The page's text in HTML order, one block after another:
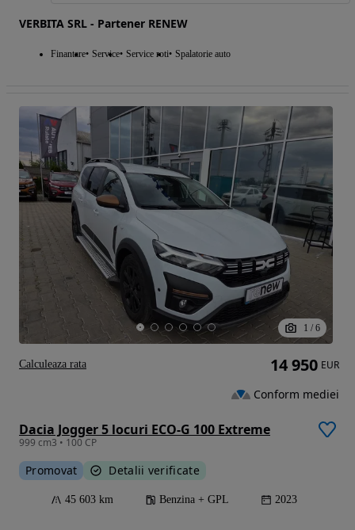
VERBITA SRL - Partener RENEW
Finantare Service Service roti Spalatorie auto
1 / 6
Dacia Jogger 5 locuri ECO-G 100 Extreme
999 cm3 • 100 CP
Promovat Detalii verificate
45 603 km Benzina + GPL 2023
14 950 EUR
Conform mediei
Calculeaza rata